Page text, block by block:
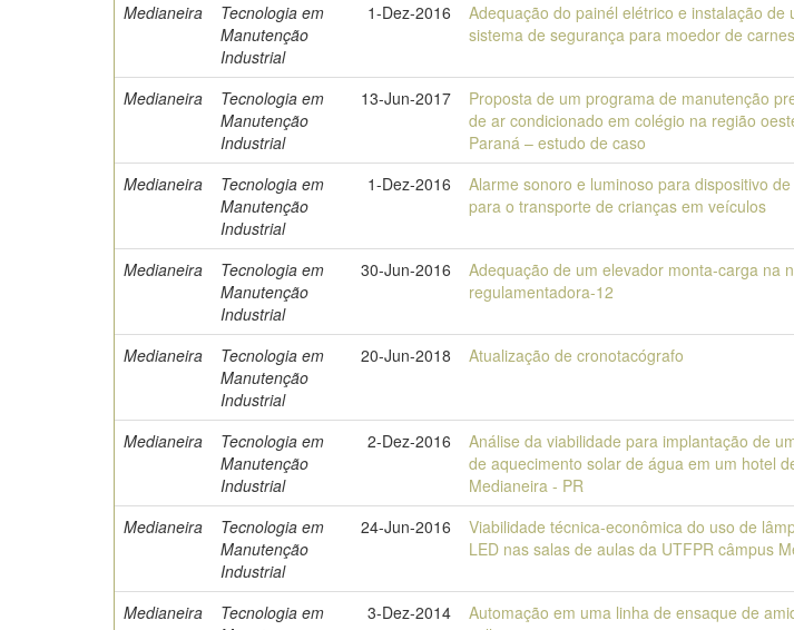
Medianeira
Tecnologia em
Manutenção
Industrial
1-Dez-2016
Adequação do painél elétrico e instalação de
sistema de segurança para moedor de carnes
Medianeira
Tecnologia em
Manutenção
Industrial
13-Jun-2017
Proposta de um programa de manutenção
de ar condicionado em colégio na região
Paraná – estudo de caso
Medianeira
Tecnologia em
Manutenção
Industrial
1-Dez-2016
Alarme sonoro e luminoso para dispositivo
para o transporte de crianças em veículos
Medianeira
Tecnologia em
Manutenção
Industrial
30-Jun-2016
Adequação de um elevador monta-carga na
regulamentadora-12
Medianeira
Tecnologia em
Manutenção
Industrial
20-Jun-2018 Atualização de cronotacógrafo
Medianeira
Tecnologia em
Manutenção
Industrial
2-Dez-2016
Análise da viabilidade para implantação de
de aquecimento solar de água em um hotel
Medianeira - PR
Medianeira
Tecnologia em
Manutenção
Industrial
24-Jun-2016
Viabilidade técnica-econômica do uso de
LED nas salas de aulas da UTFPR câmpus
Medianeira
Tecnologia em
3-Dez-2014
Automação em uma linha de ensaque de